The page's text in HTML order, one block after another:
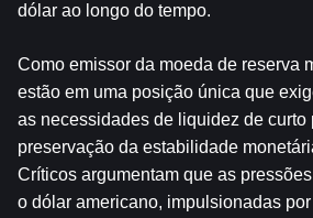
dólar ao longo do tempo.
Como emissor da moeda de reserva
estão em uma posição única que
as necessidades de liquidez de curto
preservação da estabilidade
Críticos argumentam que as
o dólar americano, impulsionadas